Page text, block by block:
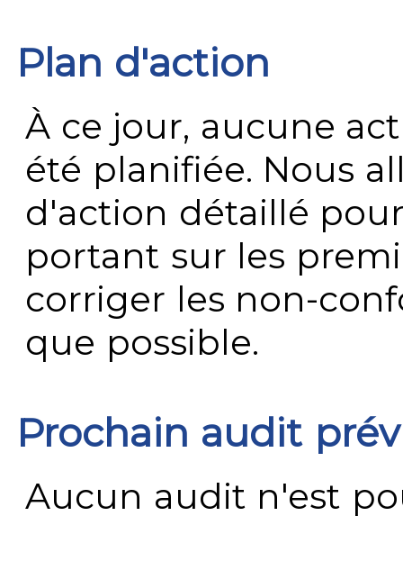
Plan d'action
À ce jour, aucune
été planifiée. Nous
d'action détaillé
portant sur les
corriger les non-
que possible.
Prochain audit
Aucun audit n'est